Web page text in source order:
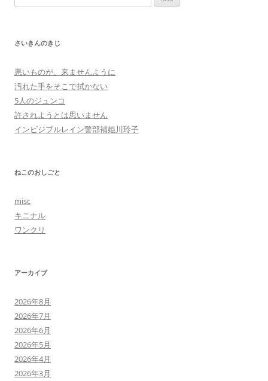
索:
さいきんのきじ
悪いものが、来ませんように
汚れた手をそこで拭かない
5人のジュンコ
許されようとは思いません
インビジブルレイン警部補姫川玲子
ねこのおしごと
misc
キニナル
ワンクリ
アーカイブ
2026年8月
2026年7月
2026年6月
2026年5月
2026年4月
2026年3月